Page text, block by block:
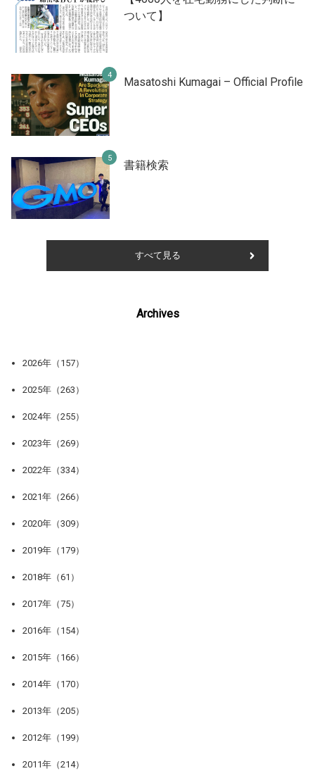
ついて】
Masatoshi Kumagai – Official Profile
書籍検索
すべて見る
Archives
2026年（157）
2025年（263）
2024年（255）
2023年（269）
2022年（334）
2021年（266）
2020年（309）
2019年（179）
2018年（61）
2017年（75）
2016年（154）
2015年（166）
2014年（170）
2013年（205）
2012年（199）
2011年（214）